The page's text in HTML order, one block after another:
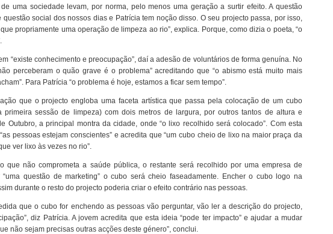
de uma sociedade levam, por norma, pelo menos uma geração a surtir efeito. A questão
social dos nossos dias e Patrícia tem noção disso. O seu projecto passa, por isso,
propriamente uma operação de limpeza ao rio”, explica. Porque, como dizia o poeta, “o
“existe conhecimento e preocupação”, daí a adesão de voluntários de forma genuína. No
perceberam o quão grave é o problema” acreditando que “o abismo está muito mais
Para Patrícia “o problema é hoje, estamos a ficar sem tempo”.
que o projecto engloba uma faceta artística que passa pela colocação de um cubo
primeira sessão de limpeza) com dois metros de largura, por outros tantos de altura e
Outubro, a principal montra da cidade, onde “o lixo recolhido será colocado”. Com esta
pessoas estejam conscientes” e acredita que “um cubo cheio de lixo na maior praça da
ver lixo às vezes no rio”.
que não comprometa a saúde pública, o restante será recolhido por uma empresa de
questão de marketing” o cubo será cheio faseadamente. Encher o cubo logo na
durante o resto do projecto poderia criar o efeito contrário nas pessoas.
que o cubo for enchendo as pessoas vão perguntar, vão ler a descrição do projecto,
diz Patrícia. A jovem acredita que esta ideia “pode ter impacto” e ajudar a mudar
não sejam precisas outras acções deste género”, conclui.